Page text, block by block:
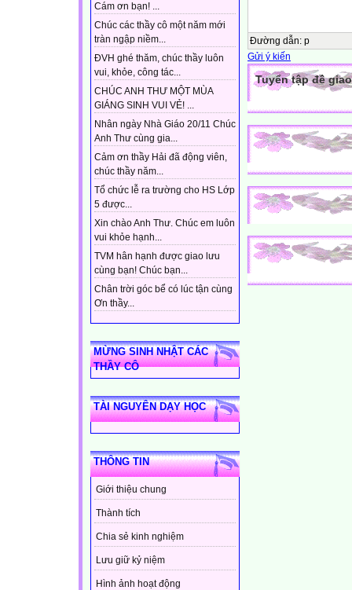
Cám ơn bạn! ...
Chúc các thầy cô một năm mới
tràn ngập niềm...
ĐVH ghé thăm, chúc thầy luôn
vui, khỏe, công tác...
CHÚC ANH THƯ MỘT MÙA
GIÁNG SINH VUI VẺ! ...
Nhân ngày Nhà Giáo 20/11 Chúc
Anh Thư cùng gia...
Cảm ơn thầy Hải đã động viên,
chúc thầy năm...
Tổ chức lễ ra trường cho HS Lớp
5 được...
Xin chào Anh Thư. Chúc em luôn
vui khỏe hạnh...
TVM hân hạnh được giao lưu
cùng bạn! Chúc bạn...
Chân trời góc bể có lúc tận cùng
Ơn thầy...
MỪNG SINH NHẬT CÁC
THẦY CÔ
TÀI NGUYÊN DẠY HỌC
THÔNG TIN
Giới thiệu chung
Thành tích
Chia sẻ kinh nghiệm
Lưu giữ kỷ niệm
Hình ảnh hoạt động
Đường dẫn: p
Gửi ý kiến
Tuyển tập đề